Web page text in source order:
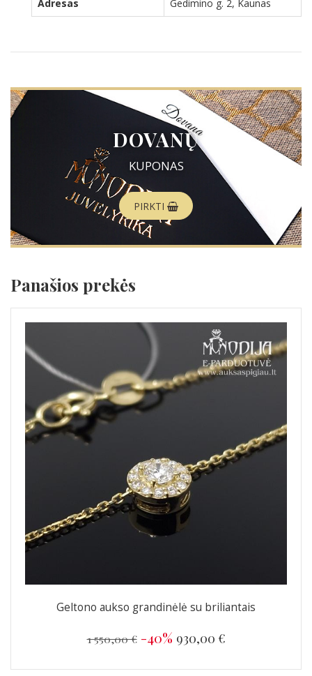
Adresas Gedimino g. 2, Kaunas
DOVANŲ
KUPONAS
PIRKTI
Panašios prekės
Geltono aukso grandinėlė su briliantais
1 550,00 € -40% 930,00 €